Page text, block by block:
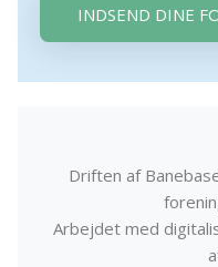
INDSEND DINE
Driften af
Arbejdet med